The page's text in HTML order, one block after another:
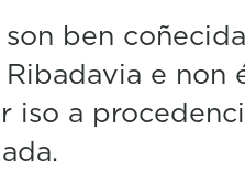
ben
e non
iso a